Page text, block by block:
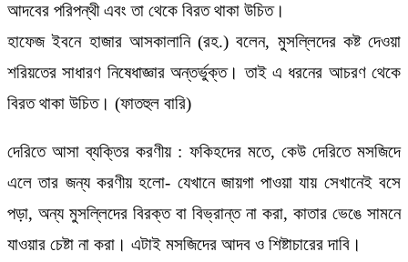
আদবের পরিপন্থী এবং তা থেকে বিরত থাকা উচিত।
হাফেজ ইবনে হাজার আসকালানি (রহ.) বলেন, মুসল্লিদের কষ্ট দেওয়া
শরিয়তের সাধারণ নিষেধাজ্ঞার অন্তর্ভুক্ত। তাই এ ধরনের আচরণ থেকে
বিরত থাকা উচিত। (ফাতহুল বারি)
দেরিতে আসা ব্যক্তির করণীয় : ফকিহদের মতে, কেউ দেরিতে মসজিদে
এলে তার জন্য করণীয় হলো- যেখানে জায়গা পাওয়া যায় সেখানেই বসে
পড়া, অন্য মুসল্লিদের বিরক্ত বা বিভ্রান্ত না করা, কাতার ভেঙে সামনে
যাওয়ার চেষ্টা না করা। এটাই মসজিদের আদব ও শিষ্টাচারের দাবি।